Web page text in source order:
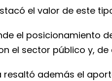
el valor de este
el posicionamiento
el sector público y,
además el